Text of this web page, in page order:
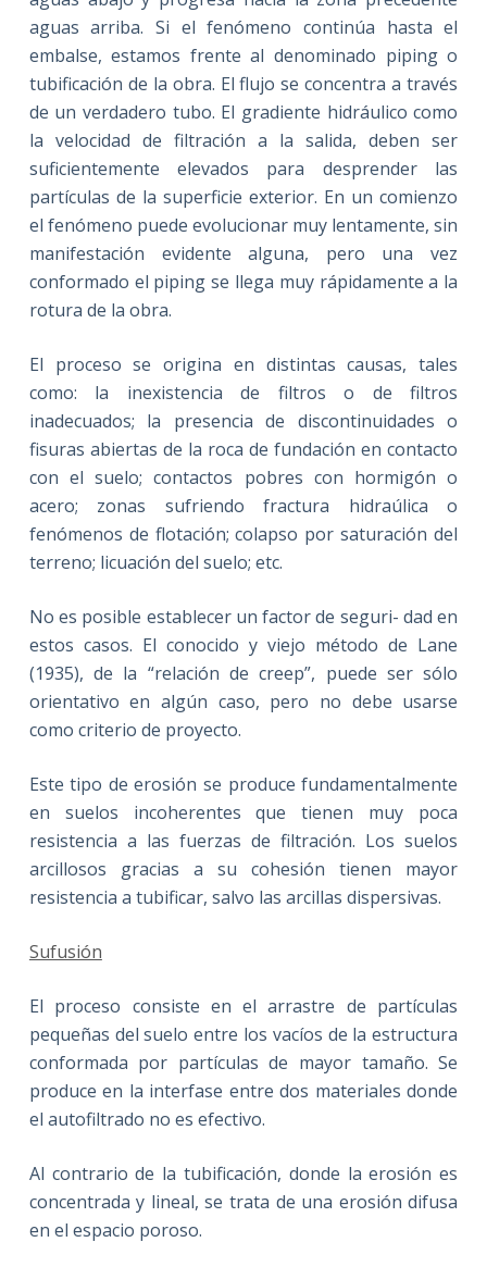
aguas arriba. Si el fenómeno continúa hasta el
embalse, estamos frente al denominado piping o
tubificación de la obra. El flujo se concentra a través
de un verdadero tubo. El gradiente hidráulico como
la velocidad de filtración a la salida, deben ser
suficientemente elevados para desprender las
partículas de la superficie exterior. En un comienzo
el fenómeno puede evolucionar muy lentamente, sin
manifestación evidente alguna, pero una vez
conformado el piping se llega muy rápidamente a la
rotura de la obra.
El proceso se origina en distintas causas, tales
como: la inexistencia de filtros o de filtros
inadecuados; la presencia de discontinuidades o
fisuras abiertas de la roca de fundación en contacto
con el suelo; contactos pobres con hormigón o
acero; zonas sufriendo fractura hidraúlica o
fenómenos de flotación; colapso por saturación del
terreno; licuación del suelo; etc.
No es posible establecer un factor de seguri- dad en
estos casos. El conocido y viejo método de Lane
(1935), de la “relación de creep”, puede ser sólo
orientativo en algún caso, pero no debe usarse
como criterio de proyecto.
Este tipo de erosión se produce fundamentalmente
en suelos incoherentes que tienen muy poca
resistencia a las fuerzas de filtración. Los suelos
arcillosos gracias a su cohesión tienen mayor
resistencia a tubificar, salvo las arcillas dispersivas.
Sufusión
El proceso consiste en el arrastre de partículas
pequeñas del suelo entre los vacíos de la estructura
conformada por partículas de mayor tamaño. Se
produce en la interfase entre dos materiales donde
el autofiltrado no es efectivo.
Al contrario de la tubificación, donde la erosión es
concentrada y lineal, se trata de una erosión difusa
en el espacio poroso.